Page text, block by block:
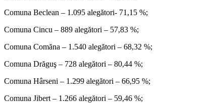
Comuna Beclean – 1.095 alegători- 71,15 %;
Comuna Cincu – 889 alegători – 57,83 %;
Comuna Comăna – 1.540 alegători – 68,32 %;
Comuna Drăguş – 728 alegători – 80,44 %;
Comuna Hârseni – 1.299 alegători – 66,95 %;
Comuna Jibert – 1.266 alegători – 59,46 %;